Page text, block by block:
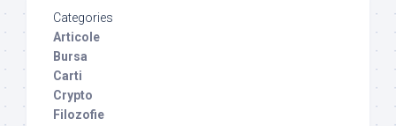
Categories
Articole
Bursa
Carti
Crypto
Filozofie